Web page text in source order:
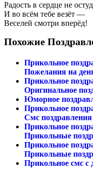
Радость в сердце не
И во всём тебе везёт —
Веселей смотри вперёд!
Похожие
Прикольное
Пожелания на
Прикольное
Оригинальное
Юморное
Прикольное
Смс
Прикольное
Прикольные
Прикольное
Прикольные
Прикольное смс с